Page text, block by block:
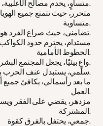
متساوٍ، يخدم مصالح الأغلبية، وليس القلة.
متحرر، حيث تتمتع جميع
متساوية.
تضامني، حيث صراع الفرد هو صراع الجميع.
مستدام، يحترم حدود
الخطوط الأمامية.
واعٍ بيئيًا، يجعل المجتمع البشري متناغمًا مع موطنه البيئي.
سلمي، يستبدل عنف الحرب بدبلوماسية الشعوب.
ما بعد رأسمالي، يكافئ جميع
العمل.
مزدهر، يقضي على الفقر
المشتركة.
جمعي، يحتفل بالفرق كقوة.